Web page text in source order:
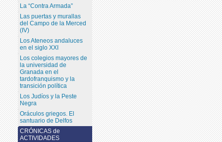
CRÓNICAS de
ACTIVIDADES
La “Contra Armada”
Las puertas y murallas
del Campo de la Merced
(IV)
Los Ateneos andaluces
en el siglo XXI
Los colegios mayores de
la universidad de
Granada en el
tardofranquismo y la
transición política
Los Judíos y la Peste
Negra
Oráculos griegos. El
santuario de Delfos